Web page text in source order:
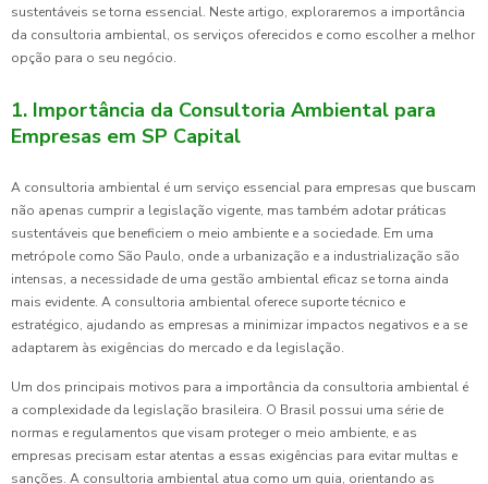
sustentáveis se torna essencial. Neste artigo, exploraremos a importância
da consultoria ambiental, os serviços oferecidos e como escolher a melhor
opção para o seu negócio.
1. Importância da Consultoria Ambiental para
Empresas em SP Capital
A consultoria ambiental é um serviço essencial para empresas que buscam
não apenas cumprir a legislação vigente, mas também adotar práticas
sustentáveis que beneficiem o meio ambiente e a sociedade. Em uma
metrópole como São Paulo, onde a urbanização e a industrialização são
intensas, a necessidade de uma gestão ambiental eficaz se torna ainda
mais evidente. A consultoria ambiental oferece suporte técnico e
estratégico, ajudando as empresas a minimizar impactos negativos e a se
adaptarem às exigências do mercado e da legislação.
Um dos principais motivos para a importância da consultoria ambiental é
a complexidade da legislação brasileira. O Brasil possui uma série de
normas e regulamentos que visam proteger o meio ambiente, e as
empresas precisam estar atentas a essas exigências para evitar multas e
sanções. A consultoria ambiental atua como um guia, orientando as